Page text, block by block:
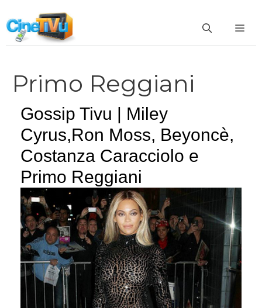
al
contenuto
Primo Reggiani
Gossip Tivu | Miley
Cyrus,Ron Moss, Beyoncè,
Costanza Caracciolo e
Primo Reggiani